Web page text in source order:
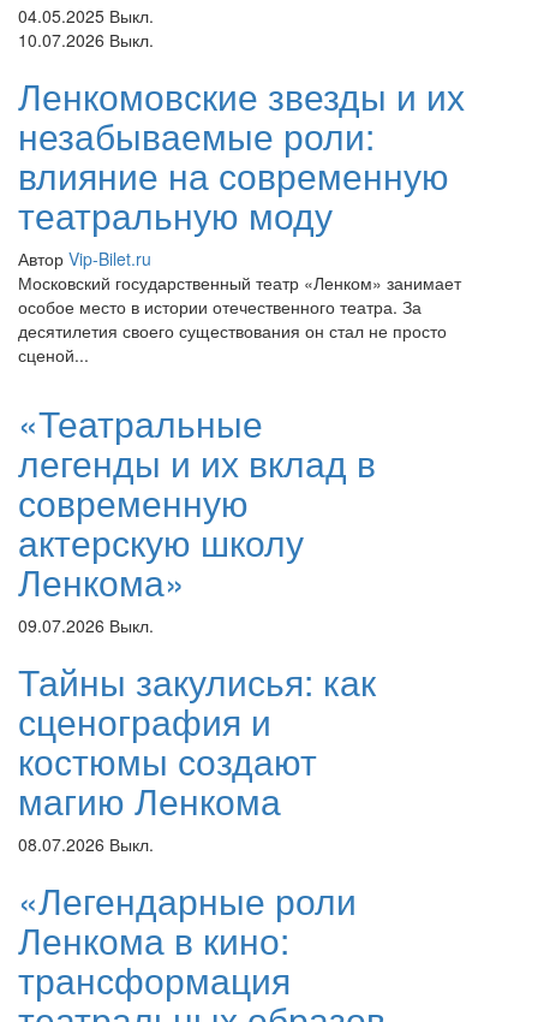
04.05.2025 Выкл.
10.07.2026 Выкл.
Ленкомовские звезды и их
незабываемые роли:
влияние на современную
театральную моду
Автор Vip-Bilet.ru
Московский государственный театр «Ленком» занимает
особое место в истории отечественного театра. За
десятилетия своего существования он стал не просто
сценой...
«Театральные
легенды и их вклад в
современную
актерскую школу
Ленкома»
09.07.2026 Выкл.
Тайны закулисья: как
сценография и
костюмы создают
магию Ленкома
08.07.2026 Выкл.
«Легендарные роли
Ленкома в кино:
трансформация